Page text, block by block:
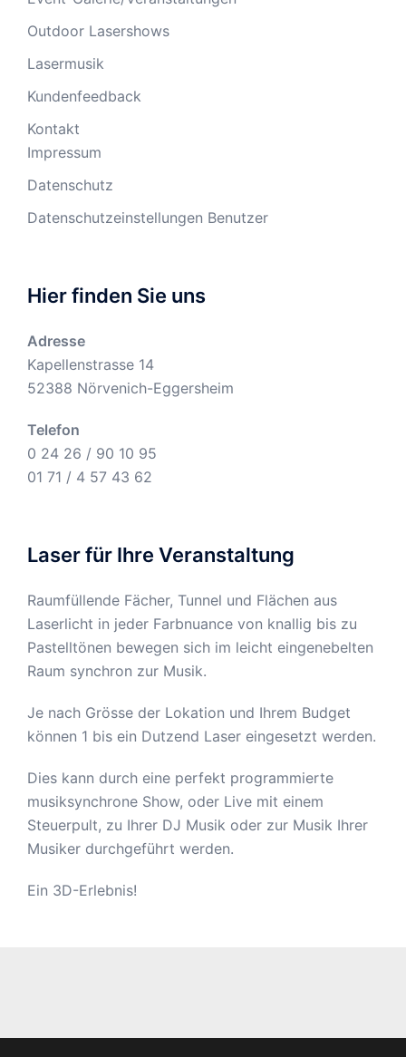
Outdoor Lasershows
Lasermusik
Kundenfeedback
Kontakt
Impressum
Datenschutz
Datenschutzeinstellungen Benutzer
Hier finden Sie uns
Adresse
Kapellenstrasse 14
52388 Nörvenich-Eggersheim
Telefon
0 24 26 / 90 10 95
01 71 / 4 57 43 62
Laser für Ihre Veranstaltung
Raumfüllende Fächer, Tunnel und Flächen aus
Laserlicht in jeder Farbnuance von knallig bis zu
Pastelltönen bewegen sich im leicht eingenebelten
Raum synchron zur Musik.
Je nach Grösse der Lokation und Ihrem Budget
können 1 bis ein Dutzend Laser eingesetzt werden.
Dies kann durch eine perfekt programmierte
musiksynchrone Show, oder Live mit einem
Steuerpult, zu Ihrer DJ Musik oder zur Musik Ihrer
Musiker durchgeführt werden.
Ein 3D-Erlebnis!